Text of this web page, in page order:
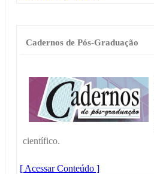
Cadernos de Pós-Graduação
científico.
[ Acessar Conteúdo ]